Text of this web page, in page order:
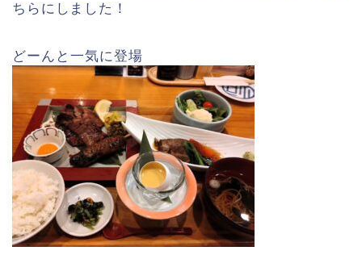
ちらにしました！
どーんと一気に登場